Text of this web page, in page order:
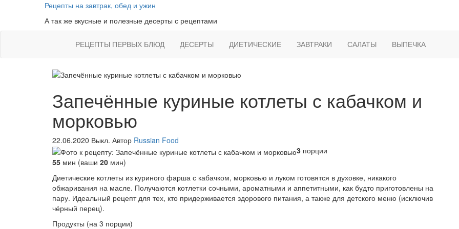
Рецепты на завтрак, обед и ужин
А так же вкусные и полезные десерты с рецептами
РЕЦЕПТЫ ПЕРВЫХ БЛЮД ДЕСЕРТЫ ДИЕТИЧЕСКИЕ ЗАВТРАКИ САЛАТЫ ВЫПЕЧКА
Запечённые куриные котлеты с кабачком и
морковью
22.06.2020 Выкл. Автор Russian Food
3 порции
55 мин (ваши 20 мин)
Диетические котлеты из куриного фарша с кабачком, морковью и луком готовятся в духовке, никакого
обжаривания на масле. Получаются котлетки сочными, ароматными и аппетитными, как будто приготовлены на
пару. Идеальный рецепт для тех, кто придерживается здорового питания, а также для детского меню (исключив
чёрный перец).
Продукты (на 3 порции)